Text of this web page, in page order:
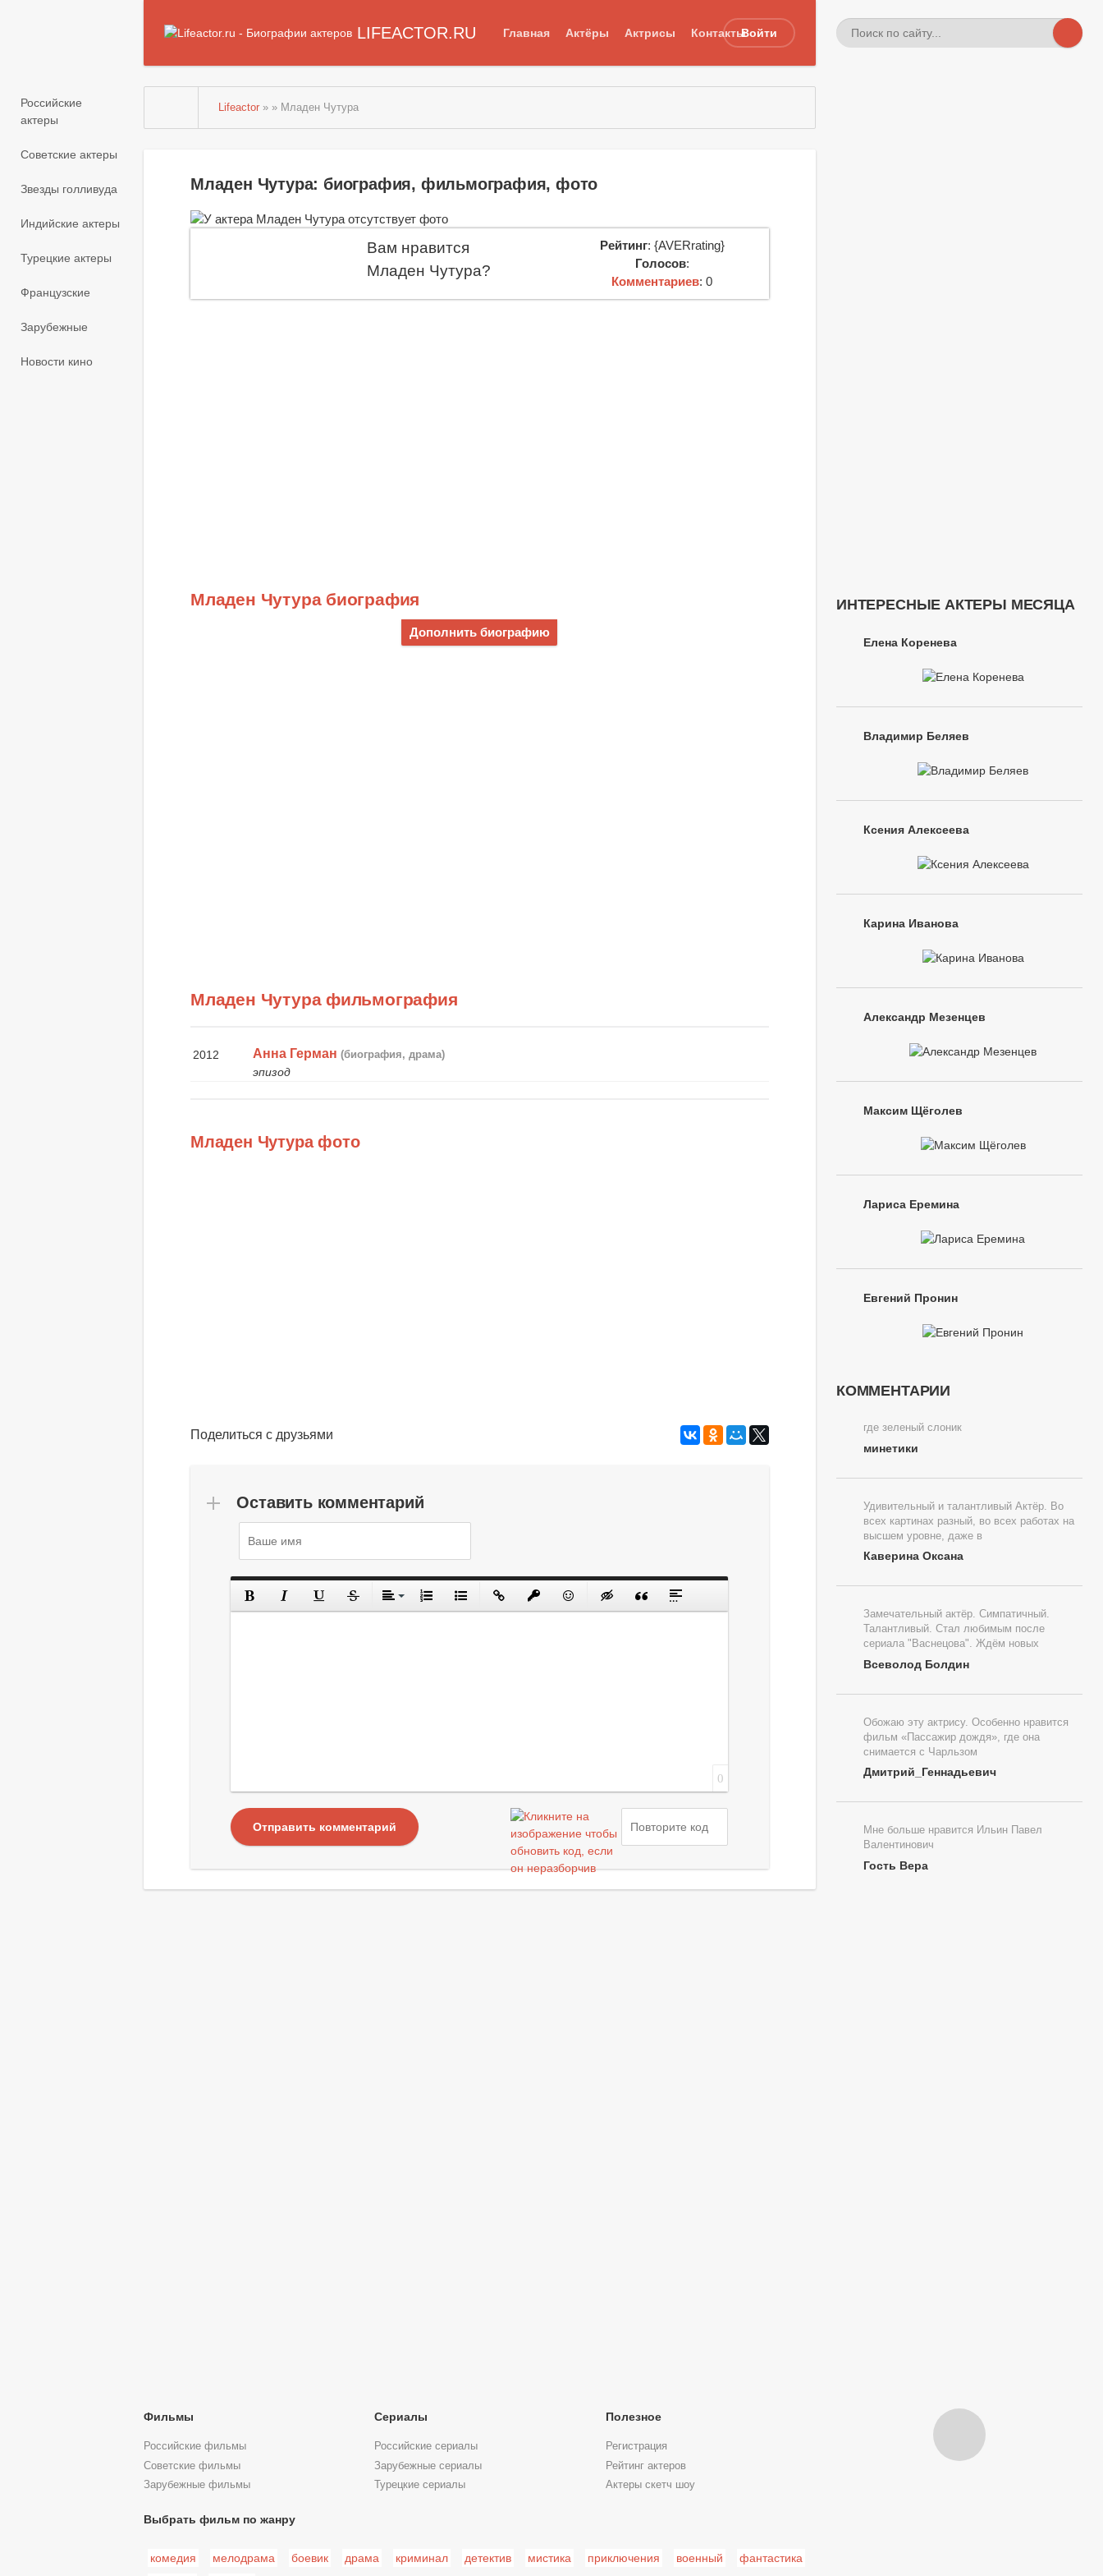
LIFEACTOR.RU Главная Актёры Актрисы КонтактыВойти
Российские
актеры
Советские актеры
Звезды голливуда
Индийские актеры
Турецкие актеры
Французские
Зарубежные
Новости кино
Lifeactor » » Младен Чутура
Младен Чутура: биография, фильмография, фото
Вам нравится
Младен Чутура?
Рейтинг: {AVERrating}
Голосов:
Комментариев: 0
Младен Чутура биография
Дополнить биографию
Младен Чутура фильмография
2012 Анна Герман (биография, драма)
эпизод
Младен Чутура фото
Поделиться с друзьями
Оставить комментарий
0
Отправить комментарий
ИНТЕРЕСНЫЕ АКТЕРЫ МЕСЯЦА
Елена Коренева
Владимир Беляев
Ксения Алексеева
Карина Иванова
Александр Мезенцев
Максим Щёголев
Лариса Еремина
Евгений Пронин
КОММЕНТАРИИ
где зеленый слоник
минетики
Удивительный и талантливый Актёр. Во
всех картинах разный, во всех работах на
высшем уровне, даже в
Каверина Оксана
Замечательный актёр. Симпатичный.
Талантливый. Стал любимым после
сериала "Васнецова". Ждём новых
Всеволод Болдин
Обожаю эту актрису. Особенно нравится
фильм «Пассажир дождя», где она
снимается с Чарльзом
Дмитрий_Геннадьевич
Мне больше нравится Ильин Павел
Валентинович
Гость Вера
Фильмы
Российские фильмы
Советские фильмы
Зарубежные фильмы
Сериалы
Российские сериалы
Зарубежные сериалы
Турецкие сериалы
Полезное
Регистрация
Рейтинг актеров
Актеры скетч шоу
Выбрать фильм по жанру
комедия мелодрама боевик драма криминал детектив мистика приключения военный фантастика